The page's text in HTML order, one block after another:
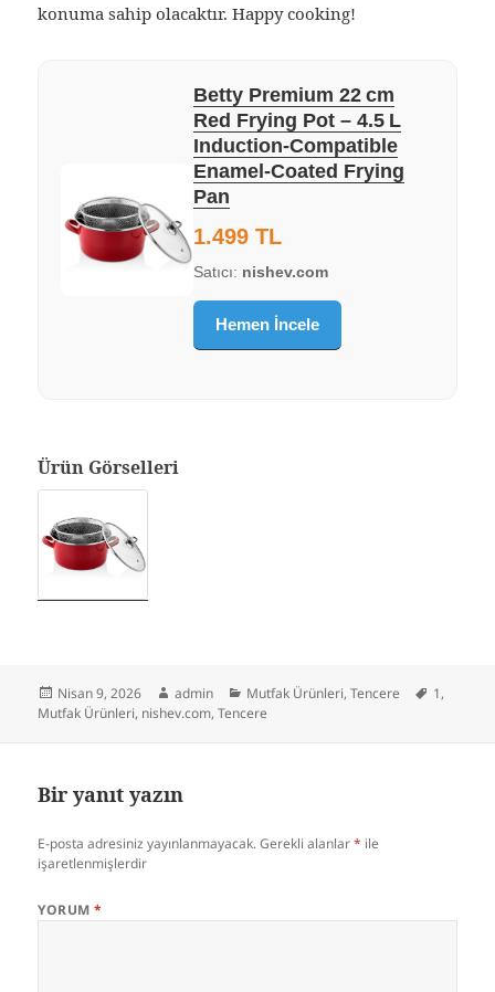
konuma sahip olacaktır. Happy cooking!
Betty Premium 22 cm
Red Frying Pot – 4.5 L
Induction‑Compatible
Enamel‑Coated Frying
Pan
1.499 TL
Satıcı: nishev.com
Hemen İncele
Ürün Görselleri
Yayın
tarihi
Nisan 9, 2026 Yazar
admin Kategoriler
Mutfak Ürünleri,Tencere Etiketler
1,
Mutfak Ürünleri, nishev.com,Tencere
Bir yanıt yazın
E-posta adresiniz yayınlanmayacak. Gerekli alanlar* ile
işaretlenmişlerdir
YORUM*